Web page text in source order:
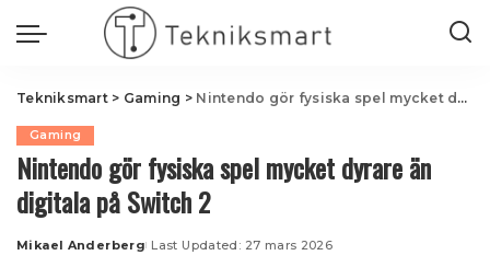
Tekniksmart> Gaming > Nintendo gör fysiska spel mycket dyrare än digitala på Switch 2
Gaming
Nintendo gör fysiska spel mycket dyrare än
digitala på Switch 2
Posted
Mikael Anderberg Last Updated: 27 mars 2026